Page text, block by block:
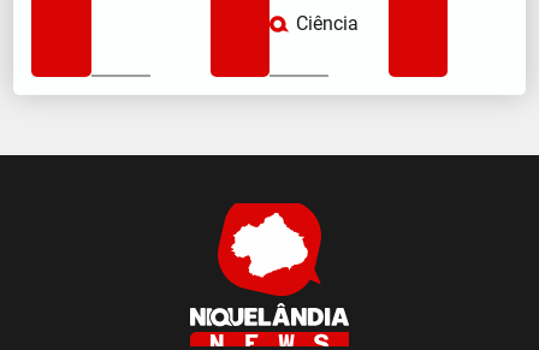
Ciência